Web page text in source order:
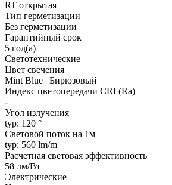
RT открытая
Тип герметизации
Без герметизации
Гарантийный срок
5 год(а)
Светотехнические
Цвет свечения
Mint Blue | Бирюзовый
Индекс цветопередачи CRI (Ra)
-
Угол излучения
typ: 120 °
Световой поток на 1м
typ: 560 lm/m
Расчетная световая эффективность
58 лм/Вт
Электрические